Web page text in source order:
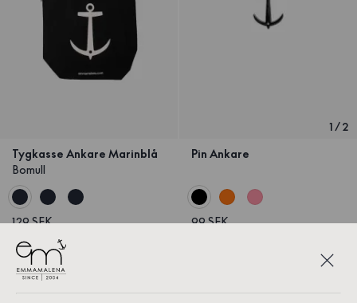
Tygkasse Ankare Marinblå
Bomull
129 SEK
1/2
Pin Ankare
99 SEK